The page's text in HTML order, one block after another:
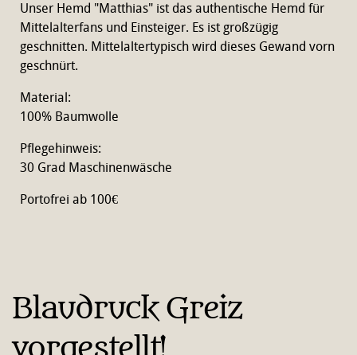
Unser Hemd "Matthias" ist das authentische Hemd für
Mittelalterfans und Einsteiger. Es ist großzügig
geschnitten. Mittelaltertypisch wird dieses Gewand vorn
geschnürt.
Material:
100% Baumwolle
Pflegehinweis:
30 Grad Maschinenwäsche
Portofrei ab 100€
i
n
Blaudruck Greiz